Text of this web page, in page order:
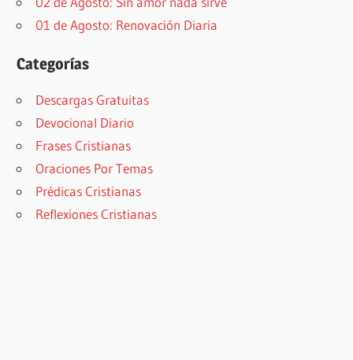
01 de Agosto: Renovación Diaria
Categorías
Descargas Gratuitas
Devocional Diario
Frases Cristianas
Oraciones Por Temas
Prédicas Cristianas
Reflexiones Cristianas